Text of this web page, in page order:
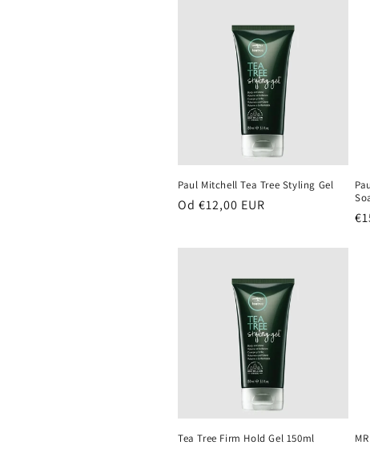
e
:
Paul Mitchell Tea Tree Styling Gel
Běžná
Od €12,00 EUR
Tea Tree Firm Hold Gel 150ml